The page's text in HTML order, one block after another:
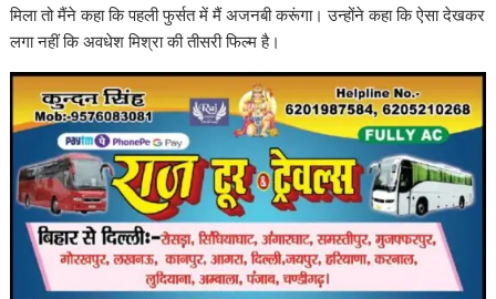
मिला तो मैंने कहा कि पहली फुर्सत में मैं अजनबी करूंगा। उन्‍होंने कहा कि ऐसा देखकर
लगा नहीं कि अवधेश मिश्रा की तीसरी फिल्‍म है।